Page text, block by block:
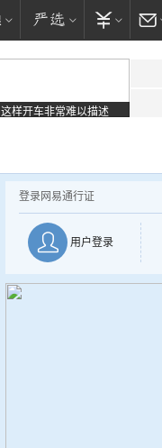
这样开车非常难以描述
登录网易通行证
用户登录